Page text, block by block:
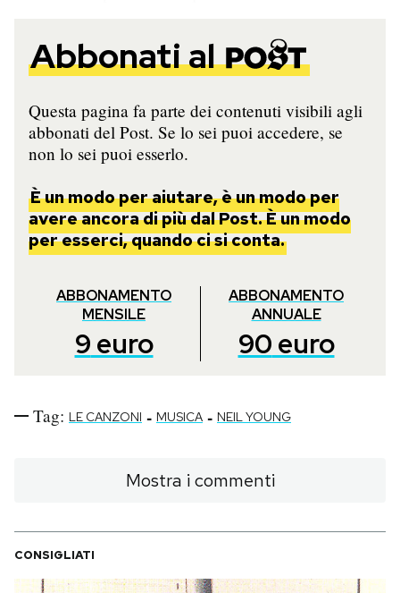
Abbonati al
Questa pagina fa parte dei contenuti visibili agli
abbonati del Post. Se lo sei puoi accedere, se
non lo sei puoi esserlo.
È un modo per aiutare, è un modo per
avere ancora di più dal Post. È un modo
per esserci, quando ci si conta.
ABBONAMENTO
MENSILE
9 euro
ABBONAMENTO
ANNUALE
90 euro
Tag: LE CANZONI - MUSICA - NEIL YOUNG
Mostra i commenti
CONSIGLIATI